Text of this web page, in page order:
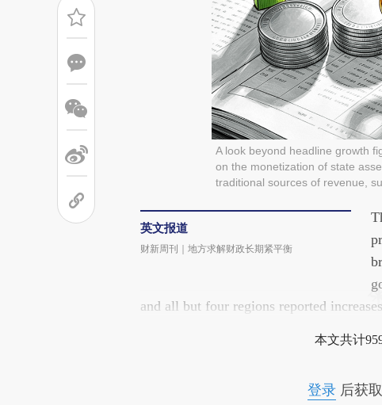
A look beyond headline growth
on the monetization of state
traditional sources of revenue,
英文报道
财新周刊｜地方求解财政长期紧平衡
and all but four regions reported
本文共计
登录后获